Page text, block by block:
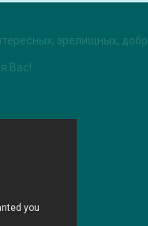
зрелищных,
Вас!